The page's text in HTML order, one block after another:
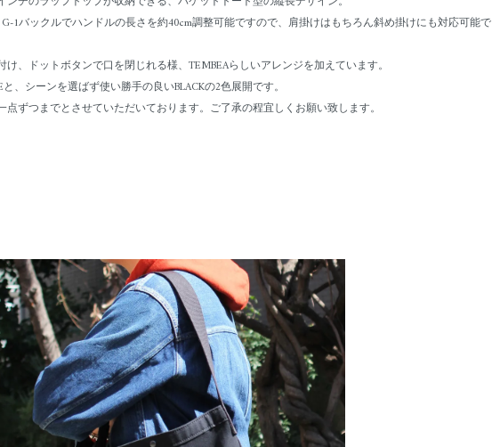
1バックルでハンドルの長さを約40cm調整可能ですので、肩掛けはもちろん斜め掛けにも対応可能で
、ドットボタンで口を閉じれる様、TEMBEAらしいアレンジを加えています。
、シーンを選ばず使い勝手の良いBLACKの2色展開です。
ずつまでとさせていただいております。ご了承の程宜しくお願い致します。